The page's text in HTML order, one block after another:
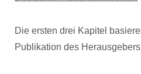
Die ersten drei Kapitel
Publikation des